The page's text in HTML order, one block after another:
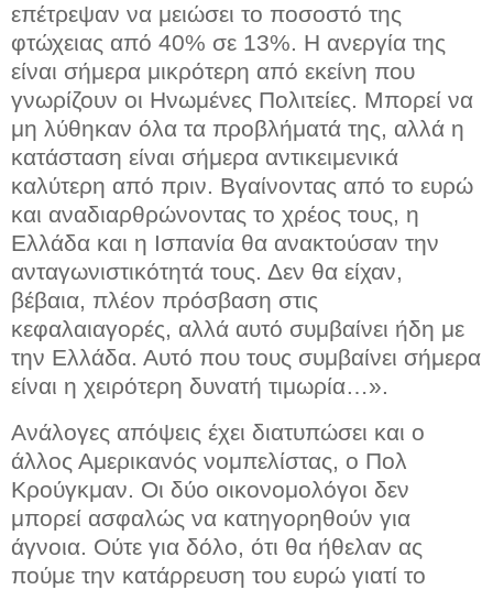
επέτρεψαν να μειώσει το ποσοστό της
φτώχειας από 40% σε 13%. Η ανεργία της
είναι σήμερα μικρότερη από εκείνη που
γνωρίζουν οι Ηνωμένες Πολιτείες. Μπορεί να
μη λύθηκαν όλα τα προβλήματά της, αλλά η
κατάσταση είναι σήμερα αντικειμενικά
καλύτερη από πριν. Βγαίνοντας από το ευρώ
και αναδιαρθρώνοντας το χρέος τους, η
Ελλάδα και η Ισπανία θα ανακτούσαν την
ανταγωνιστικότητά τους. Δεν θα είχαν,
βέβαια, πλέον πρόσβαση στις
κεφαλαιαγορές, αλλά αυτό συμβαίνει ήδη με
την Ελλάδα. Αυτό που τους συμβαίνει σήμερα
είναι η χειρότερη δυνατή τιμωρία…».
Ανάλογες απόψεις έχει διατυπώσει και ο
άλλος Αμερικανός νομπελίστας, ο Πολ
Κρούγκμαν. Οι δύο οικονομολόγοι δεν
μπορεί ασφαλώς να κατηγορηθούν για
άγνοια. Ούτε για δόλο, ότι θα ήθελαν ας
πούμε την κατάρρευση του ευρώ γιατί το